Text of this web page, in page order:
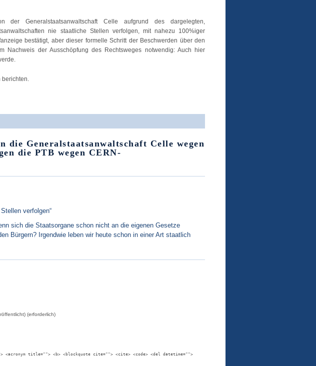
Generalstaatsanwaltschaft Celle aufgrund des dargelegten,
nie staatliche Stellen verfolgen, mit nahezu 100%iger
bestätigt, aber dieser formelle Schritt der Beschwerden über den
Nachweis der Ausschöpfung des Rechtsweges notwendig: Auch hier
berichten.
die Generalstaatsanwaltschaft Celle wegen
die PTB wegen CERN-
verfolgen“
sich die Staatsorgane schon nicht an die eigenen Gesetze
Bürgern? Irgendwie leben wir heute schon in einer Art staatlich
(erforderlich)
title=""> <b> <blockquote cite=""> <cite> <code> <del datetime="">